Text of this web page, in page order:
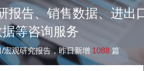
告、销售数据、进出
等咨询服务
宏观研究报告，昨日新增 1088 篇